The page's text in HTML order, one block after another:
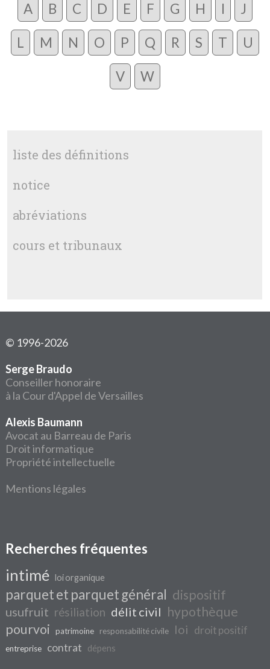
A B C D E F G H I J
L M N O P Q R S T U
V W
liste des définitions
notice
abréviations
cours et tribunaux
© 1996-2026
Serge Braudo
Conseiller honoraire
à la Cour d'Appel de Versailles
Alexis Baumann
Avocat au Barreau de Paris
Droit informatique
Propriété intellectuelle
Mentions légales
Recherches fréquentes
intimé loi organique
parquet et parquet général dispositif
usufruit résiliation délit civil hypothèque
pourvoi
patrimoine responsabilité civile loi droit positif
entreprise contrat dépens